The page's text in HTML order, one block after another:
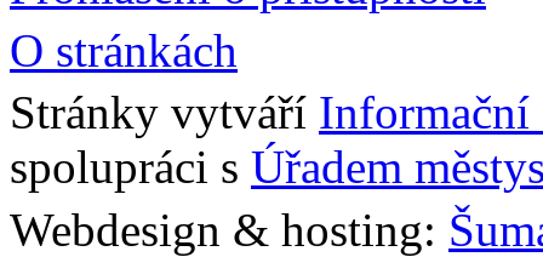
O stránkách
Stránky vytváří Informační
spolupráci s Úřadem
Webdesign & hosting: